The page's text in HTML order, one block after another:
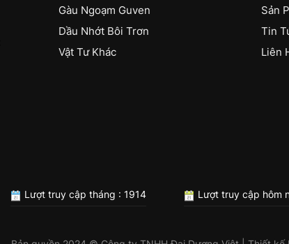
Gàu Ngoạm Guven
Dầu Nhớt Bôi Trơn
Vật Tư Khác
Sản
Tin
Liên
Lượt truy cập tháng : 1914 Lượt truy cập hôm